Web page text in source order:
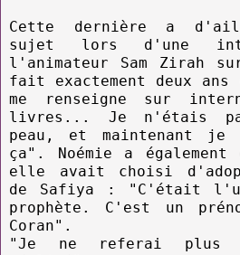
Cette dernière a
sujet lors d'une
l'animateur Sam Zirah
fait exactement deux
me renseigne sur
livres... Je n'étais
peau, et maintenant je
ça". Noémie a également
elle avait choisi
de Safiya : "C'était
prophète. C'est un
Coran".
"Je ne referai plus